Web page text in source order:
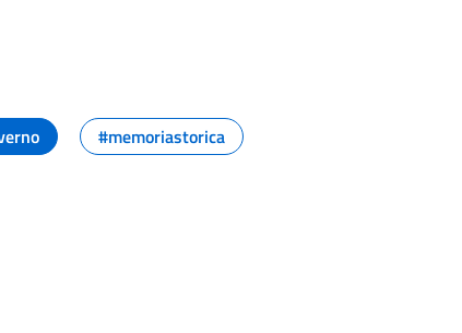
#memoriastorica